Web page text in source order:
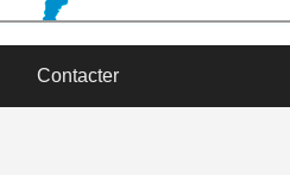
Contacter